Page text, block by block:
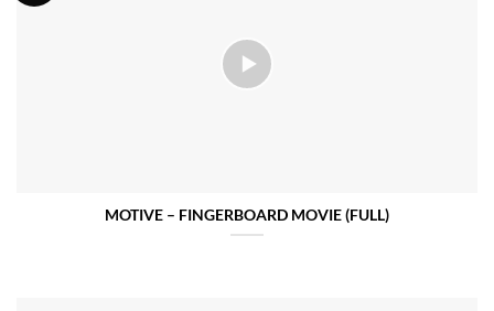
MOTIVE – FINGERBOARD MOVIE (FULL)